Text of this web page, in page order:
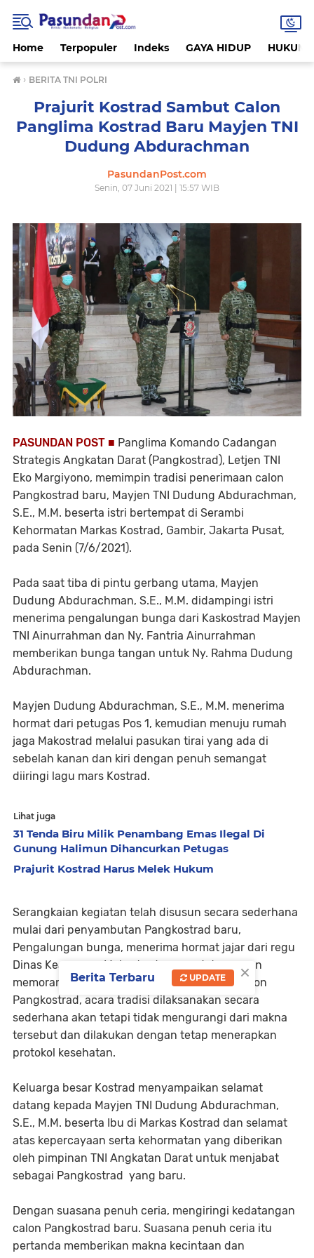
Home Terpopuler Indeks GAYA HIDUP HUKUM
› BERITA TNI POLRI
Prajurit Kostrad Sambut Calon
Panglima Kostrad Baru Mayjen TNI
Dudung Abdurachman
PasundanPost.com
Senin, 07 Juni 2021 | 15:57 WIB
PASUNDAN POST ■ Panglima Komando Cadangan
Strategis Angkatan Darat (Pangkostrad), Letjen TNI
Eko Margiyono, memimpin tradisi penerimaan calon
Pangkostrad baru, Mayjen TNI Dudung Abdurachman,
S.E., M.M. beserta istri bertempat di Serambi
Kehormatan Markas Kostrad, Gambir, Jakarta Pusat,
pada Senin (7/6/2021).
Pada saat tiba di pintu gerbang utama, Mayjen
Dudung Abdurachman, S.E., M.M. didampingi istri
menerima pengalungan bunga dari Kaskostrad Mayjen
TNI Ainurrahman dan Ny. Fantria Ainurrahman
memberikan bunga tangan untuk Ny. Rahma Dudung
Abdurachman.
Mayjen Dudung Abdurachman, S.E., M.M. menerima
hormat dari petugas Pos 1, kemudian menuju rumah
jaga Makostrad melalui pasukan tirai yang ada di
sebelah kanan dan kiri dengan penuh semangat
diiringi lagu mars Kostrad.
Lihat juga
31 Tenda Biru Milik Penambang Emas Ilegal Di
Gunung Halimun Dihancurkan Petugas
Prajurit Kostrad Harus Melek Hukum
Serangkaian kegiatan telah disusun secara sederhana
mulai dari penyambutan Pangkostrad baru,
Pengalungan bunga, menerima hormat jajar dari regu
Dinas Keamanan Makostrad, penandatanganan
memorandum dan penciuman Pataka oleh calon
Pangkostrad, acara tradisi dilaksanakan secara
sederhana akan tetapi tidak mengurangi dari makna
tersebut dan dilakukan dengan tetap menerapkan
protokol kesehatan.
Keluarga besar Kostrad menyampaikan selamat
datang kepada Mayjen TNI Dudung Abdurachman,
S.E., M.M. beserta Ibu di Markas Kostrad dan selamat
atas kepercayaan serta kehormatan yang diberikan
oleh pimpinan TNI Angkatan Darat untuk menjabat
sebagai Pangkostrad yang baru.
Dengan suasana penuh ceria, mengiringi kedatangan
calon Pangkostrad baru. Suasana penuh ceria itu
pertanda memberikan makna kecintaan dan
×
Berita Terbaru UPDATE